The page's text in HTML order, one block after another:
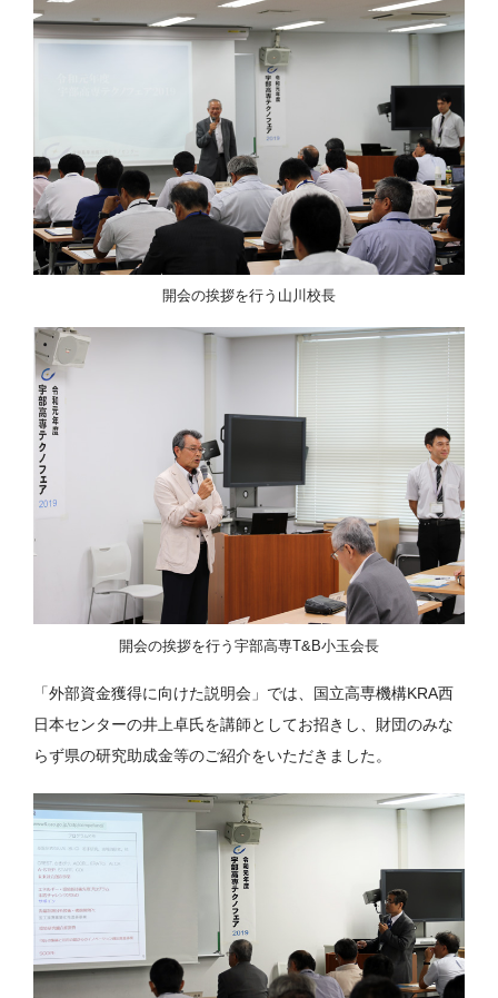
開会の挨拶を行う山川校長
開会の挨拶を行う宇部高専T&B小玉会長
「外部資金獲得に向けた説明会」では、国立高専機構KRA西
日本センターの井上卓氏を講師としてお招きし、財団のみな
らず県の研究助成金等のご紹介をいただきました。